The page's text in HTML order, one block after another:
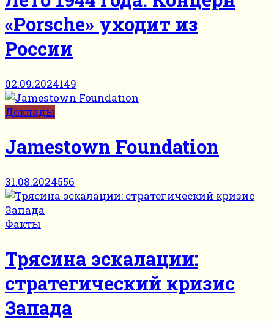
«Porsche» уходит из
России
02.09.2024149
Доклады
Jamestown Foundation
31.08.2024556
Факты
Трясина эскалации:
стратегический кризис
Запада